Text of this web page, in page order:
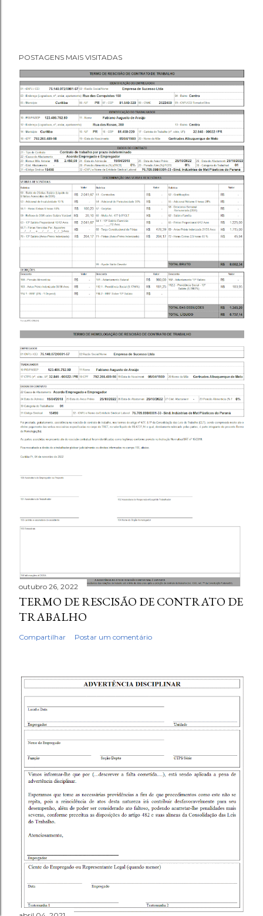
POSTAGENS MAIS VISITADAS
outubro 26, 2022
TERMO DE RESCISÃO DE CONTRATO DE
TRABALHO
Compartilhar Postar um comentário